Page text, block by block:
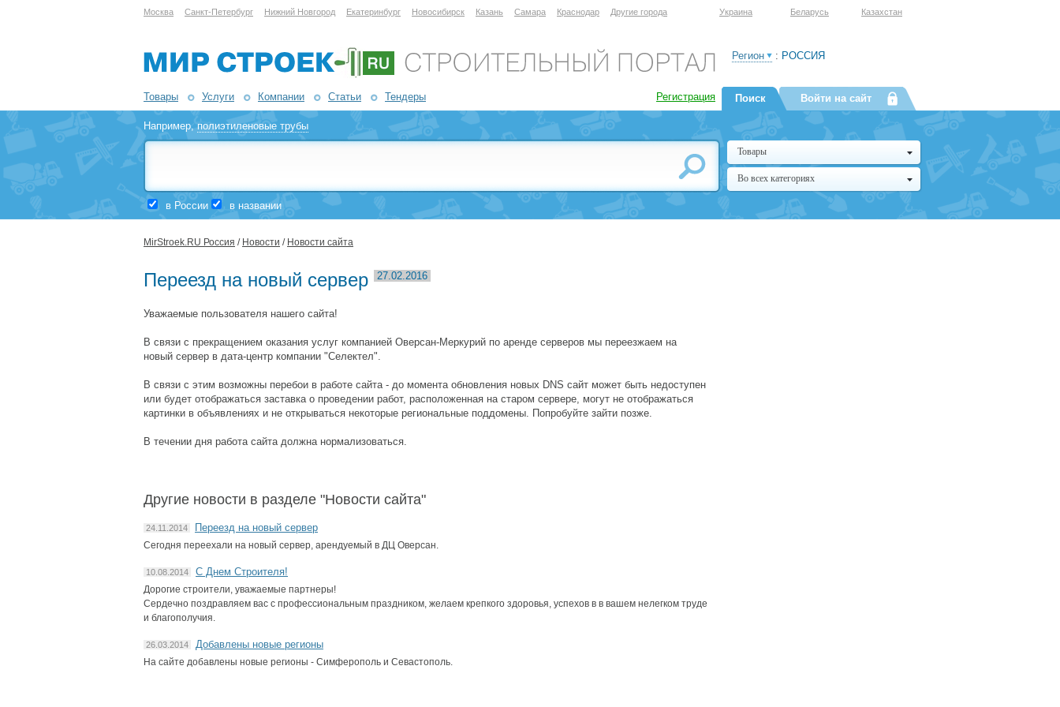
Москва Санкт-Петербург Нижний Новгород Екатеринбург Новосибирск Казань Самара Краснодар Другие города Украина Беларусь Казахстан
Товары Услуги Компании Статьи Тендеры Регистрация
Регион : РОССИЯ
Например,полиэтиленовые трубы
в России в названии
Поиск Войти на сайт
Товары
Во всех категориях
MirStroek.RU Россия / Новости / Новости сайта
Переезд на новый сервер 27.02.2016
Уважаемые пользователя нашего сайта!
В связи с прекращением оказания услуг компанией Оверсан-Меркурий по аренде серверов мы переезжаем на
новый сервер в дата-центр компании "Селектел".
В связи с этим возможны перебои в работе сайта - до момента обновления новых DNS сайт может быть недоступен
или будет отображаться заставка о проведении работ, расположенная на старом сервере, могут не отображаться
картинки в объявлениях и не открываться некоторые региональные поддомены. Попробуйте зайти позже.
В течении дня работа сайта должна нормализоваться.
Другие новости в разделе "Новости сайта"
24.11.2014 Переезд на новый сервер
Сегодня переехали на новый сервер, арендуемый в ДЦ Оверсан.
10.08.2014 С Днем Строителя!
Дорогие строители, уважаемые партнеры!
Сердечно поздравляем вас с профессиональным праздником, желаем крепкого здоровья, успехов в в вашем нелегком труде
и благополучия.
26.03.2014 Добавлены новые регионы
На сайте добавлены новые регионы - Симферополь и Севастополь.